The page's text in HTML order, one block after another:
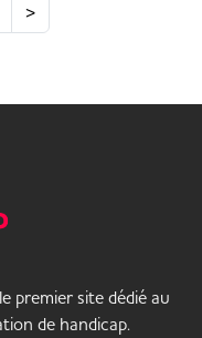
>
premier site dédié au
de handicap.